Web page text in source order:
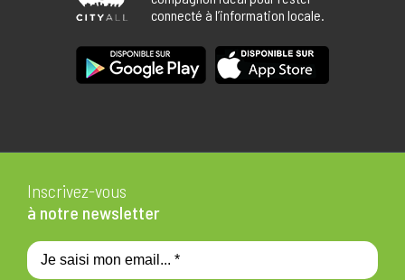
connecté à l’information locale.
Inscrivez-vous
à notre newsletter